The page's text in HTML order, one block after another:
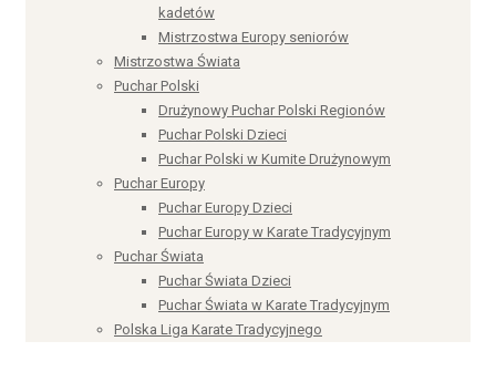
kadetów
Mistrzostwa Europy seniorów
Mistrzostwa Świata
Puchar Polski
Drużynowy Puchar Polski Regionów
Puchar Polski Dzieci
Puchar Polski w Kumite Drużynowym
Puchar Europy
Puchar Europy Dzieci
Puchar Europy w Karate Tradycyjnym
Puchar Świata
Puchar Świata Dzieci
Puchar Świata w Karate Tradycyjnym
Polska Liga Karate Tradycyjnego